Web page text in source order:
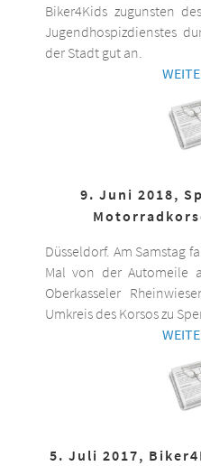
Biker4Kids zugunsten
Jugendhospizdienstes
der Stadt gut an.
9. Juni 2018,
Düsseldorf. Am Samstag
Mal von der Automeile
Oberkasseler
Umkreis des Korsos zu
5. Juli 2017,